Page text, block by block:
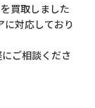
買取しました
対応しており
ご相談くださ